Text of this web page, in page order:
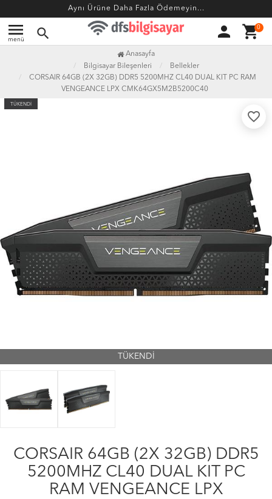
Aynı Ürüne Daha Fazla Ödemeyin...
menu
menü search person shopping_cart0
Anasayfa
Bilgisayar Bileşenleri
Bellekler
CORSAIR 64GB (2X 32GB) DDR5 5200MHZ CL40 DUAL KIT PC RAM
VENGEANCE LPX CMK64GX5M2B5200C40
TÜKENDİ
favorite_border
TÜKENDİ
CORSAIR 64GB (2X 32GB) DDR5
5200MHZ CL40 DUAL KIT PC
RAM VENGEANCE LPX